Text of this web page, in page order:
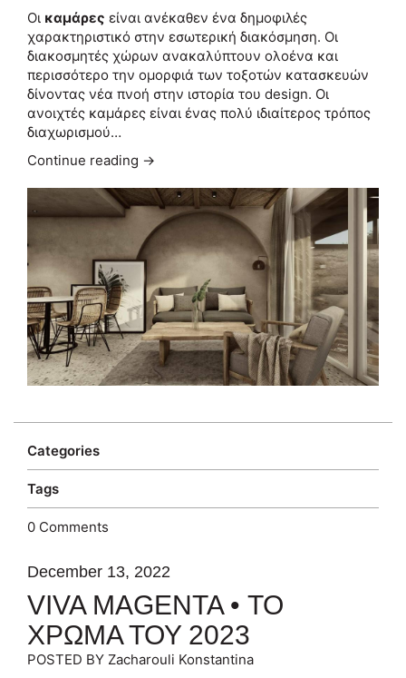
Οι καμάρες είναι ανέκαθεν ένα δημοφιλές
χαρακτηριστικό στην εσωτερική διακόσμηση. Οι
διακοσμητές χώρων ανακαλύπτουν ολοένα και
περισσότερο την ομορφιά των τοξοτών κατασκευών
δίνοντας νέα πνοή στην ιστορία του design. Οι
ανοιχτές καμάρες είναι ένας πολύ ιδιαίτερος τρόπος
διαχωρισμού…
Continue reading →
Categories
Tags
0 Comments
December 13, 2022
VIVA MAGENTA • ΤΟ
ΧΡΩΜΑ ΤΟΥ 2023
POSTED BY Zacharouli Konstantina